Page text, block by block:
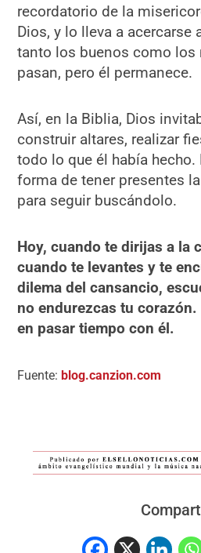
recordatorio de la
Dios, y lo lleva a acercarse
tanto los buenos como
pasan, pero él permanece.
Así, en la Biblia, Dios
construir altares, realizar
todo lo que él había
forma de tener presentes
para seguir buscándolo.
Hoy, cuando te dirijas a la
cuando te levantes y te
dilema del cansancio,
no endurezcas tu
en pasar tiempo con él.
Fuente: blog.canzion.com